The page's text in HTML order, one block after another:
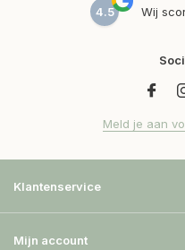
4.5 Wij
Meld je aan
Klantenservice
Mijn account